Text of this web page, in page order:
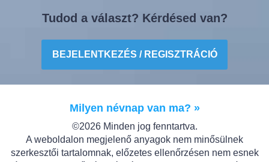
Tudod a választ? Kérdésed van?
BEJELENTKEZÉS / REGISZTRÁCIÓ
Milyen névnap van ma? »
©2026 Minden jog fenntartva.
A weboldalon megjelenő anyagok nem minősülnek
szerkesztői tartalomnak, előzetes ellenőrzésen nem esnek